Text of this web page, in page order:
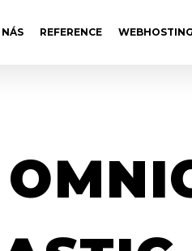
NÁS REFERENCE WEBHOSTING